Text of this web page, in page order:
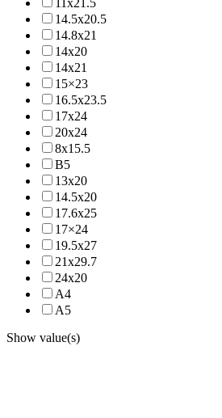
14.5x20.5
14.8x21
14x20
14x21
15×23
16.5x23.5
17x24
20x24
8x15.5
B5
13x20
14.5x20
17.6x25
17×24
19.5x27
21x29.7
24x20
A4
A5
Show value(s)